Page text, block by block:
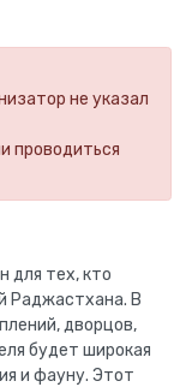
не указал
проводиться
для тех, кто
Раджастхана. В
дворцов,
будет широкая
и фауну. Этот